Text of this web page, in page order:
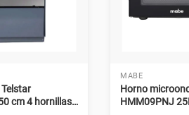
cm 4 hornillas
MABE
Horno
HMM09PNJ